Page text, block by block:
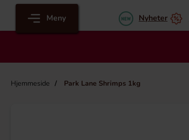
Meny Nyheter
Hjemmeside Park Lane Shrimps 1kg